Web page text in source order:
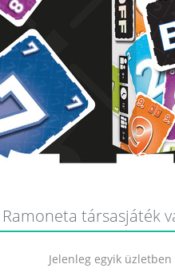
társasjáték
Jelenleg egyik